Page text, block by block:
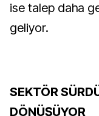
ise talep daha
geliyor.
SEKTÖR
DÖNÜŞÜYOR